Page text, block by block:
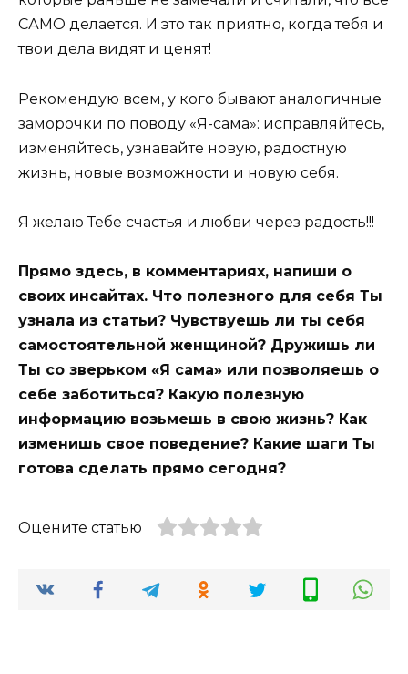
САМО делается. И это так приятно, когда тебя и
твои дела видят и ценят!
Рекомендую всем, у кого бывают аналогичные
заморочки по поводу «Я-сама»: исправляйтесь,
изменяйтесь, узнавайте новую, радостную
жизнь, новые возможности и новую себя.
Я желаю Тебе счастья и любви через радость!!!
Прямо здесь, в комментариях, напиши о
своих инсайтах. Что полезного для себя Ты
узнала из статьи? Чувствуешь ли ты себя
самостоятельной женщиной? Дружишь ли
Ты со зверьком «Я сама» или позволяешь о
себе заботиться? Какую полезную
информацию возьмешь в свою жизнь? Как
изменишь свое поведение? Какие шаги Ты
готова сделать прямо сегодня?
Оцените статью